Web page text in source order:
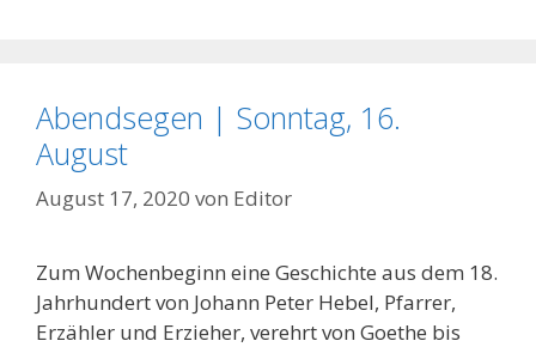
Abendsegen | Sonntag, 16.
August
August 17, 2020 von Editor
Zum Wochenbeginn eine Geschichte aus dem 18.
Jahrhundert von Johann Peter Hebel, Pfarrer,
Erzähler und Erzieher, verehrt von Goethe bis